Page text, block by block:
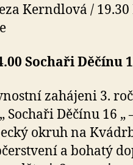
Kerndlová /
Sochaři Děčínu
zahájeni 3.
Sochaři Děčínu 16
okruh na
a bohatý